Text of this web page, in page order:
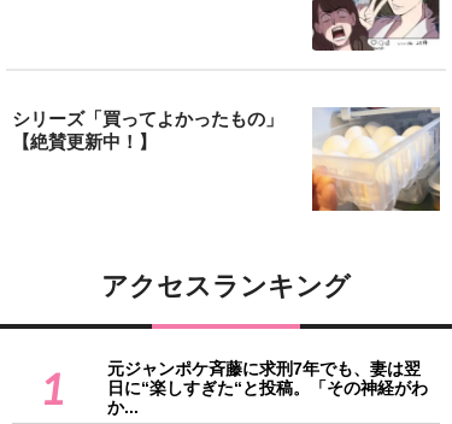
シリーズ「買ってよかったもの」
【絶賛更新中！】
アクセスランキング
1
元ジャンポケ斉藤に求刑7年でも、妻は翌
日に“楽しすぎた“と投稿。「その神経がわ
か...